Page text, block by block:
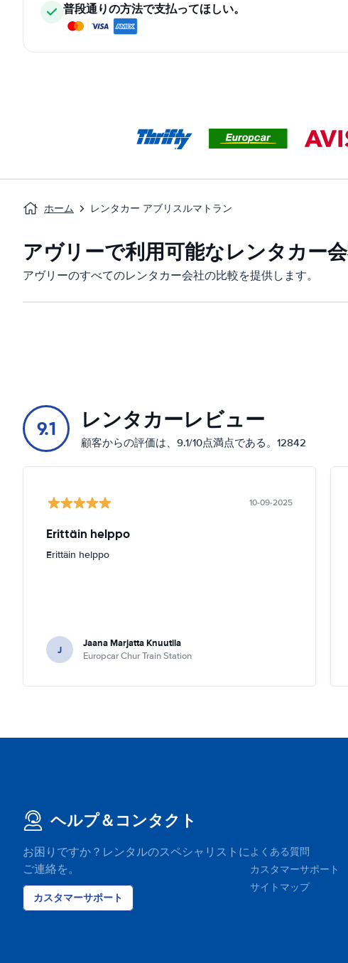
普段通りの方法で支払ってほしい。
ホーム レンタカー アブリスルマトラン
アヴリーで利用可能なレンタカー
アヴリーのすべてのレンタカー会社の比較を提供します。
9.1 レンタカーレビュー
顧客からの評価は、9.1/10点満点である。12842
10-09-2025
Erittäin helppo
Erittäin helppo
J Jaana Marjatta Knuutila
Europcar Chur Train Station
ヘルプ＆コンタクト
お困りですか？レンタルのスペシャリストに
ご連絡を。
カスタマーサポート
よくある質問
カスタマーサポート
サイトマップ